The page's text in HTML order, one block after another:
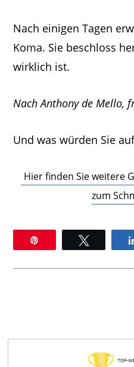
Nach einigen Tagen
Koma. Sie beschloss
wirklich ist.
Nach Anthony de Mello,
Und was würden Sie
Hier finden Sie weitere
zum